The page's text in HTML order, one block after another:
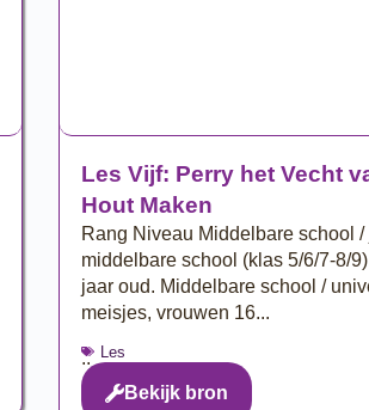
Les Vijf: Perry het Vecht
Hout Maken
Rang Niveau Middelbare school /
middelbare school (klas 5/6/7-8/
jaar oud. Middelbare school /
meisjes, vrouwen 16...
.. Les
Bekijk bron